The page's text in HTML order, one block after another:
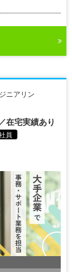
ニアリン
在宅実績あり
員